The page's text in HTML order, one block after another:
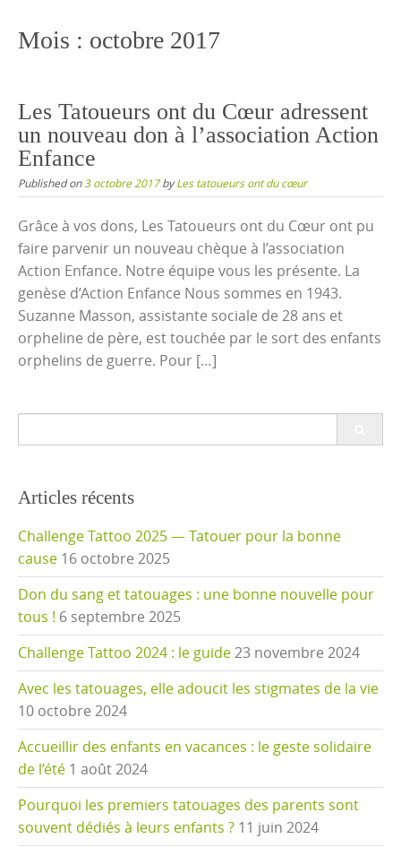
Mois : octobre 2017
Les Tatoueurs ont du Cœur adressent
un nouveau don à l’association Action
Enfance
Published on 3 octobre 2017byLes tatoueurs ont du cœur
Grâce à vos dons, Les Tatoueurs ont du Cœur ont pu
faire parvenir un nouveau chèque à l’association
Action Enfance. Notre équipe vous les présente. La
genèse d’Action Enfance Nous sommes en 1943.
Suzanne Masson, assistante sociale de 28 ans et
orpheline de père, est touchée par le sort des enfants
orphelins de guerre. Pour […]
Articles récents
Challenge Tattoo 2025 — Tatouer pour la bonne
cause 16 octobre 2025
Don du sang et tatouages : une bonne nouvelle pour
tous ! 6 septembre 2025
Challenge Tattoo 2024 : le guide23 novembre 2024
Avec les tatouages, elle adoucit les stigmates de la vie
10 octobre 2024
Accueillir des enfants en vacances : le geste solidaire
de l’été 1 août 2024
Pourquoi les premiers tatouages des parents sont
souvent dédiés à leurs enfants ? 11 juin 2024